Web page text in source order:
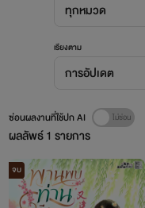
ทุกหมวด
เรียงตาม
การอัปเดต
ผลลัพธ์1 รายการ
ซ่อนผลงานที่ใช้ปก AI
จบ